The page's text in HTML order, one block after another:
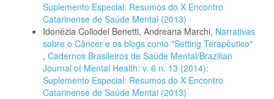
Suplemento Especial: Resumos do X Encontro
Catarinense de Saúde Mental (2013)
Idonézia Collodel Benetti, Andreana Marchi, Narrativas
sobre o Câncer e os blogs como "Setting Terapêutico"
, Cadernos Brasileiros de Saúde Mental/Brazilian
Journal of Mental Health: v. 6 n. 13 (2014):
Suplemento Especial: Resumos do X Encontro
Catarinense de Saúde Mental (2013)